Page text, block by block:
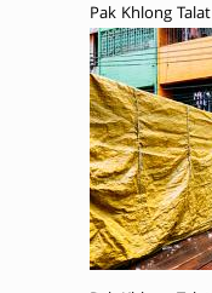
Pak Khlong Talat